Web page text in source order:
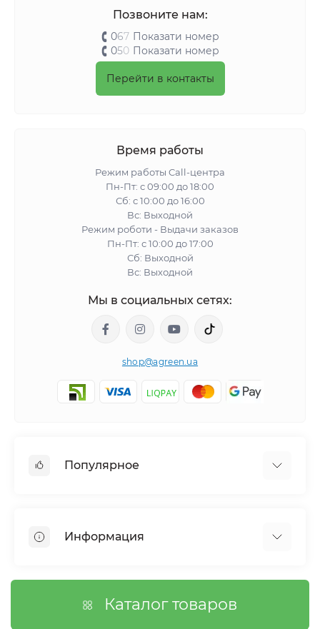
Позвоните нам:
067 Показати номер
050 Показати номер
Перейти в контакты
Время работы
Режим работы Call-центра
Пн-Пт: с 09:00 до 18:00
Сб: с 10:00 до 16:00
Вс: Выходной
Режим роботи - Выдачи заказов
Пн-Пт: с 10:00 до 17:00
Сб: Выходной
Вс: Выходной
Мы в социальных сетях:
shop@agreen.ua
Популярное
Сетка шпалерная
Сетка затеняющая
Информация
Каталог товаров